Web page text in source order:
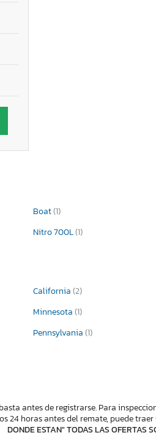
Boat(1)
Nitro 700L(1)
California(2)
Minnesota(1)
Pennsylvania(1)
antes de registrarse. Para
24 horas antes del remate, puede
DONDE ESTAN" TODAS LAS OFERTAS